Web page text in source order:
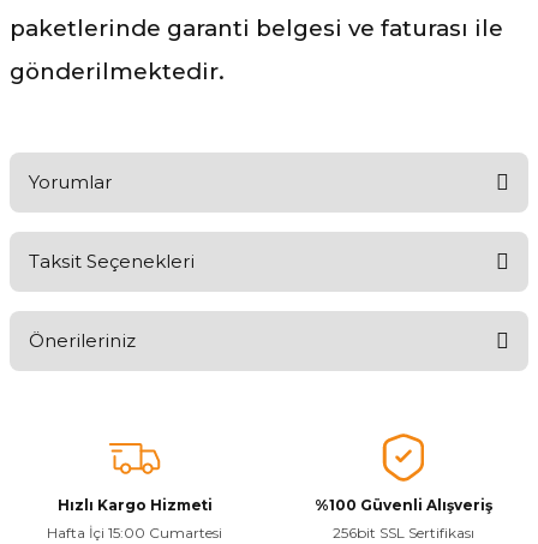
paketlerinde garanti belgesi ve faturası ile
gönderilmektedir.
Yorumlar
Ürünü Değerlendir
Taksit Seçenekleri
Önerileriniz
tarafımıza iletebilirsiniz.
Görüş ve önerileriniz için teşekkür ederiz.
Ürün resmi kalitesiz, bozuk veya görüntülenemiyor.
Hızlı Kargo Hizmeti
Hafta İçi 15:00 Cumartesi
%100 Güvenli Alışveriş
256bit SSL Sertifikası